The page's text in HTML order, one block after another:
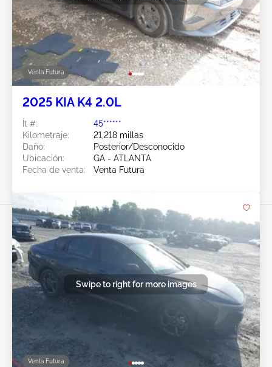
Venta Futura
2025 KIA K4 2.0L
Ít #:
45******
Kilometraje:
21,218 millas
Daño:
Posterior/Desconocido
Ubicación:
GA - ATLANTA
Fecha de venta:
Venta Futura
Venta Futura
Swipe to right for more images